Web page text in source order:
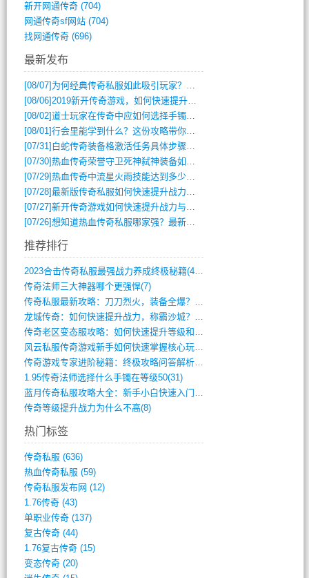
新开网通传奇(704)
网通传奇sf网站(704)
找网通传奇(696)
最新发布
[08/07] 为何经典传奇私服如此吸引玩家？深度攻略解析
[08/06]2019新开传奇游戏，如何快速提升角色等级？
[08/02]道士玩家在传奇中应如何选择手镯装备？
[08/01]行会里能学到什么？这份攻略带你全掌握
[07/31] 白蛇传奇装备格激活任务具体步骤是什么？如何完成？
[07/30]热血传奇荣誉守卫死神弑神装备如何获取与佩戴攻略？
[07/29]热血传奇中流星火雨技能达到多少级可以开始练装备？
[07/28]最新版传奇私服如何快速提升战力与获取稀有装备？
[07/27]新开传奇游戏如何快速提升战力与获取稀有装备？
[07/26]想知道热血传奇私服哪家强？最新排行榜攻略全解析
推荐排行
2023合击传奇私服最强战力养成终极秘籍(428)
传奇法师三大神器哪个更强悍(7)
传奇私服最新攻略：刀刀烈火，装备全爆？攻(813)
龙城传奇：如何快速提升战力，称霸沙城？(802)
传奇老区变态服攻略：如何快速提升等级和战(379)
风云私服传奇游戏新手如何快速掌握核心玩法(616)
传奇游戏专家进阶秘籍：终极攻略问答解析(848)
1.95传奇法师选择什么手镯在等级50(31)
蓝月传奇私服攻略大全：新手小白快速入门指(386)
传奇等级提升战力为什么不高(8)
热门标签
传奇私服 (636)
热血传奇私服 (59)
传奇私服发布网 (12)
1.76传奇(43)
单职业传奇(137)
复古传奇(44)
1.76复古传奇(15)
变态传奇(20)